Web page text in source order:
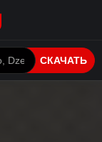
СКАЧАТЬ